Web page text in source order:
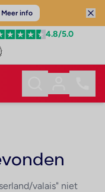
Meer info
4.8/5.0
valais" niet